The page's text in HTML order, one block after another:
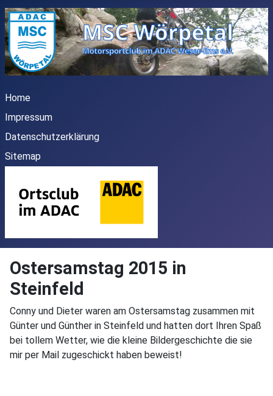
Home
Impressum
Datenschutzerklärung
Sitemap
Ostersamstag 2015 in
Steinfeld
Conny und Dieter waren am Ostersamstag zusammen mit
Günter und Günther in Steinfeld und hatten dort Ihren Spaß
bei tollem Wetter, wie die kleine Bildergeschichte die sie
mir per Mail zugeschickt haben beweist!